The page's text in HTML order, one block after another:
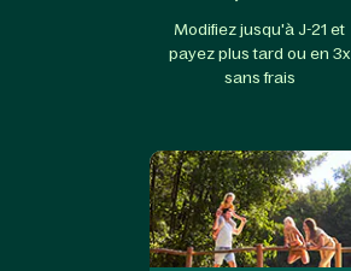
Modifiez jusqu'à J-21 et
payez plus tard ou en 3x
sans frais